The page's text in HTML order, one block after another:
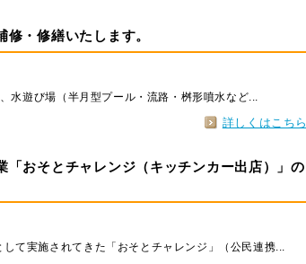
・修繕いたします。
水遊び場（半月型プール・流路・桝形噴水など...
詳しくはこちら
「おそとチャレンジ（キッチンカー出店）」の
て実施されてきた「おそとチャレンジ」（公民連携...